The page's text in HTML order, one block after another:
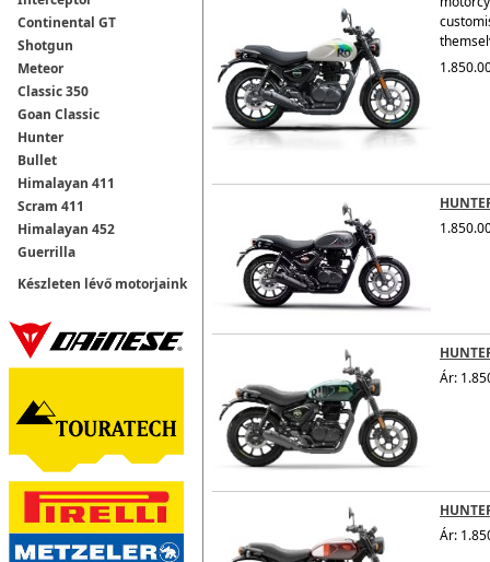
Continental GT
Shotgun
Meteor
Classic 350
Goan Classic
Hunter
Bullet
Himalayan 411
Scram 411
Himalayan 452
Guerrilla
Készleten lévő motorjaink
Ár:
Ár: